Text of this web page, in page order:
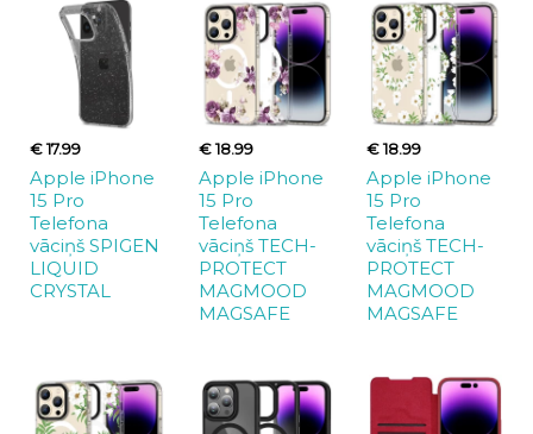
€ 17.99
Apple iPhone
15 Pro
Telefona
vāciņš SPIGEN
LIQUID
CRYSTAL
€ 18.99
Apple iPhone
15 Pro
Telefona
vāciņš TECH-
PROTECT
MAGMOOD
MAGSAFE
€ 18.99
Apple iPhone
15 Pro
Telefona
vāciņš TECH-
PROTECT
MAGMOOD
MAGSAFE